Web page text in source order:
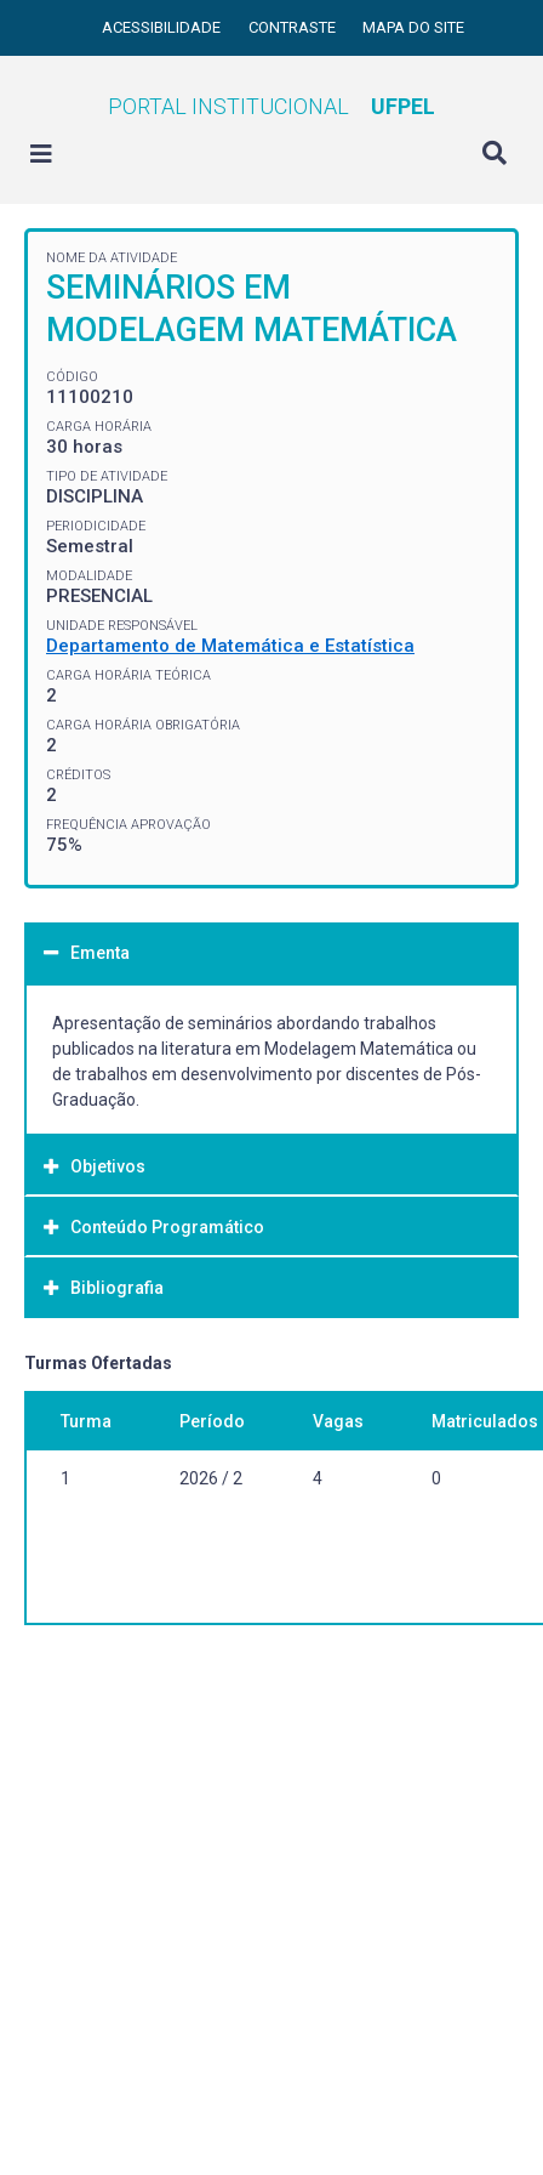
ACESSIBILIDADE CONTRASTE MAPA DO SITE
PORTAL INSTITUCIONAL UFPEL
NOME DA ATIVIDADE
SEMINÁRIOS EM
MODELAGEM MATEMÁTICA
CÓDIGO
11100210
CARGA HORÁRIA
30 horas
TIPO DE ATIVIDADE
DISCIPLINA
PERIODICIDADE
Semestral
MODALIDADE
PRESENCIAL
UNIDADE RESPONSÁVEL
Departamento de Matemática e Estatística
CARGA HORÁRIA TEÓRICA
2
CARGA HORÁRIA OBRIGATÓRIA
2
CRÉDITOS
2
FREQUÊNCIA APROVAÇÃO
75%
Ementa
Apresentação de seminários abordando trabalhos
publicados na literatura em Modelagem Matemática ou
de trabalhos em desenvolvimento por discentes de Pós-
Graduação.
Objetivos
Objetivo Geral:
Conteúdo Programático
Os seminários serão definidos no início de cada semestre.
Bibliografia
Bibliografia Básica:
Artigos de Revisão e pesquisa em temas atuais versando
sobre Modelagem Matemática.
Turmas Ofertadas
Turma Período Vagas Matriculados
1 2026 / 2 4 0